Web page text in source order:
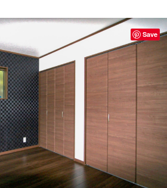
Save